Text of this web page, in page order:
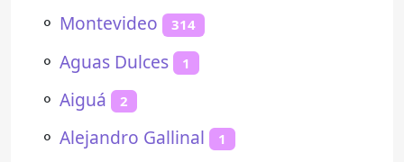
⚬ Montevideo 314
⚬ Aguas Dulces 1
⚬ Aiguá 2
⚬ Alejandro Gallinal 1